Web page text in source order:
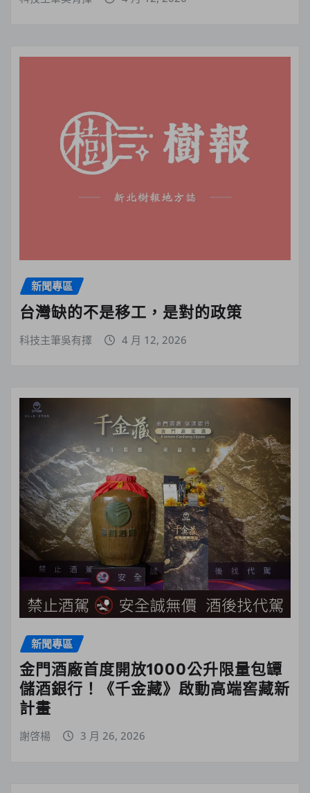
新聞專區
台灣缺的不是移工，是對的政策
科技主筆吳有擇 4 月 12, 2026
新聞專區
金門酒廠首度開放1000公升限量包罈
儲酒銀行！《千金藏》啟動高端窖藏新
計畫
謝啓楊 3 月 26, 2026